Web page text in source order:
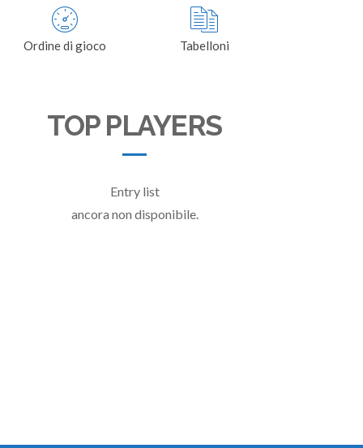
Ordine di gioco Tabelloni
TOP PLAYERS
Entry list
ancora non disponibile.